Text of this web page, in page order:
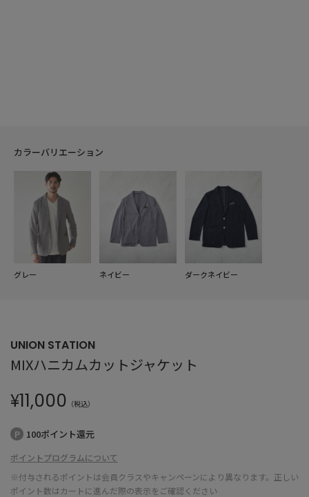
カラーバリエーション
グレー ネイビー ダークネイビー
UNION STATION
MIXハニカムカットジャケット
¥11,000 （税込）
100ポイント還元
ポイントプログラムについて
※付与されるポイントは会員クラスやキャンペーンにより異なります。正しい
ポイント数はカートに進んだ際の表示をご確認ください